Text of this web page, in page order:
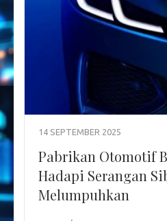
14 SEPTEMBER 2025
Pabrikan Otomotif
Hadapi Serangan
Melumpuhkan